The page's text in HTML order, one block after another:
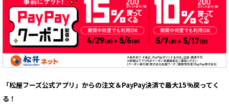
「松屋フーズ公式アプリ」からの注文＆PayPay決済で最大15%戻ってく
る！